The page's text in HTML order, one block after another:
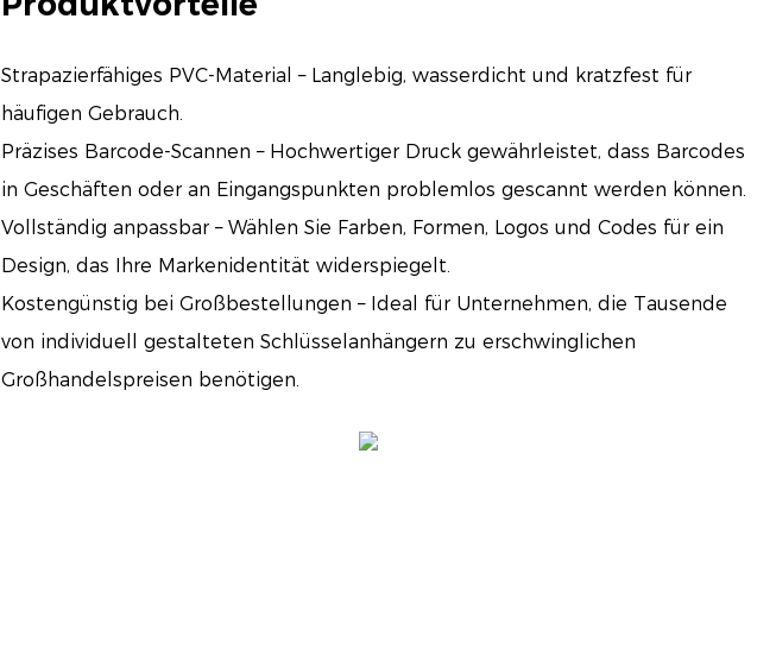
Strapazierfähiges PVC-Material – Langlebig, wasserdicht und kratzfest für
häufigen Gebrauch.
Präzises Barcode-Scannen – Hochwertiger Druck gewährleistet, dass Barcodes
in Geschäften oder an Eingangspunkten problemlos gescannt werden können.
Vollständig anpassbar – Wählen Sie Farben, Formen, Logos und Codes für ein
Design, das Ihre Markenidentität widerspiegelt.
Kostengünstig bei Großbestellungen – Ideal für Unternehmen, die Tausende
von individuell gestalteten Schlüsselanhängern zu erschwinglichen
Großhandelspreisen benötigen.